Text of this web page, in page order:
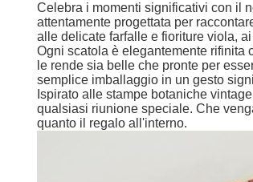
Celebra i momenti significativi con il
attentamente progettata per
alle delicate farfalle e fioriture viola,
Ogni scatola è elegantemente rifinita
le rende sia belle che pronte per
semplice imballaggio in un gesto
Ispirato alle stampe botaniche
qualsiasi riunione speciale. Che
quanto il regalo all'interno.